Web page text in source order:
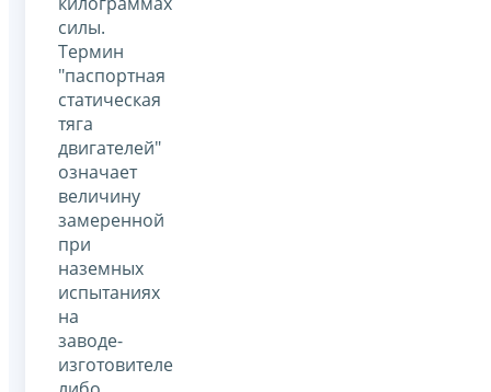
силы.
Термин
"паспортная
статическая
тяга
двигателей"
означает
величину
замеренной
при
наземных
испытаниях
на
заводе-
изготовителе